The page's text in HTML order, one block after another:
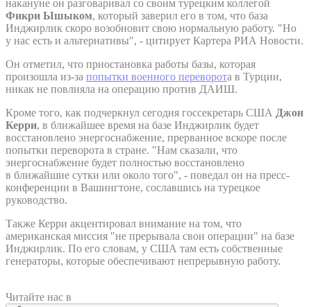
накануне он разговаривал со своим турецким коллегой
Фикри Ышыком, который заверил его в том, что база
Инджирлик скоро возобновит свою нормальную работу. "Но
у нас есть и альтернативы", - цитирует Картера РИА Новости.
Он отметил, что приостановка работы базы, которая
произошла из-за попытки военного переворота в Турции,
никак не повлияла на операцию против ДАИШ.
Кроме того, как подчеркнул сегодня госсекретарь США Джон
Керри, в ближайшее время на базе Инджирлик будет
восстановлено энергоснабжение, прерванное вскоре после
попытки переворота в стране. "Нам сказали, что
энергоснабжение будет полностью восстановлено
в ближайшие сутки или около того", - поведал он на пресс-
конференции в Вашингтоне, сославшись на турецкое
руководство.
Также Керри акцентировал внимание на том, что
американская миссия "не прерывала свои операции" на базе
Инджирлик. По его словам, у США там есть собственные
генераторы, которые обеспечивают непрерывную работу.
Читайте нас в